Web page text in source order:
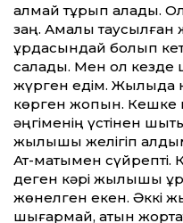
алмай тұрып алады. Ол
заң. Амалы таусылған
құрдасындай болып
салады. Мен ол кезде
жүрген едім.
көрген жоқпын.
әңгіменің үстінен
жылқышы желігіп
Ат-матымен сүйрепті.
деген кәрі жылқышы
жөнелген екен. Әккі
шығармай, атын